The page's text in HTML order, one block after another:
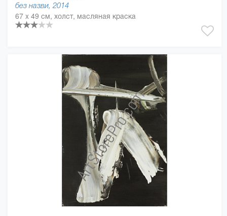
без назви, 2014
67 x 49 см, холст, масляная краска